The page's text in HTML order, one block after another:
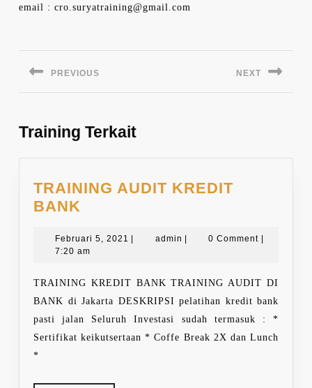
email : cro.suryatraining@gmail.com
PREVIOUS NEXT
Training Terkait
TRAINING AUDIT KREDIT
BANK
KREDIT
BANK
Februari 5, 2021 Februariadmin admin0 Comment
7:20 am
TRAINING KREDIT BANK TRAINING AUDIT DI
BANK di Jakarta DESKRIPSI pelatihan kredit bank
pasti jalan Seluruh Investasi sudah termasuk : *
Sertifikat keikutsertaan * Coffe Break 2X dan Lunch
*